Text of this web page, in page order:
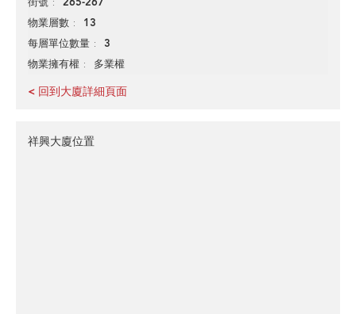
物業層數 13
每層單位數量 3
物業擁有權 多業權
< 回到大廈詳細頁面
祥興大廈位置